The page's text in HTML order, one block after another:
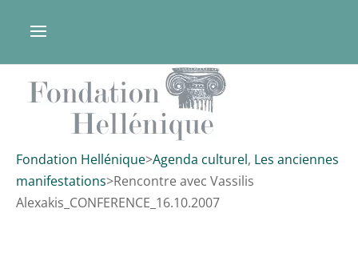
Fondation Hellénique>Agenda culturel, Les anciennes
manifestations>Rencontre avec Vassilis
Alexakis_CONFERENCE_16.10.2007